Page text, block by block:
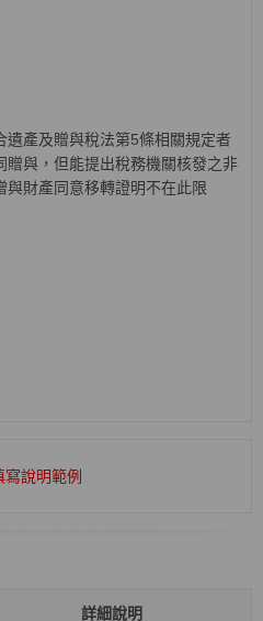
遺產及贈與稅法第5條相關規定者
贈與，但能提出稅務機關核發之非
與財產同意移轉證明不在此限
寫說明範例
詳細說明